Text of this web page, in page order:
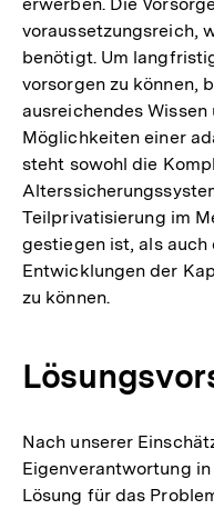
voraussetzungsreich,
benötigt. Um
vorsorgen zu können,
ausreichendes
Möglichkeiten einer
steht sowohl die
Teilprivatisierung im
gestiegen ist, als
Entwicklungen der
zu können.
Nach unserer
Eigenverantwortung
Lösung für das